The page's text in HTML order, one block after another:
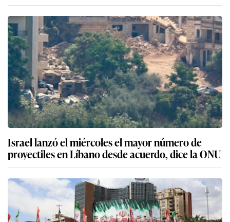
Israel lanzó el miércoles el mayor número de
proyectiles en Líbano desde acuerdo, dice la ONU